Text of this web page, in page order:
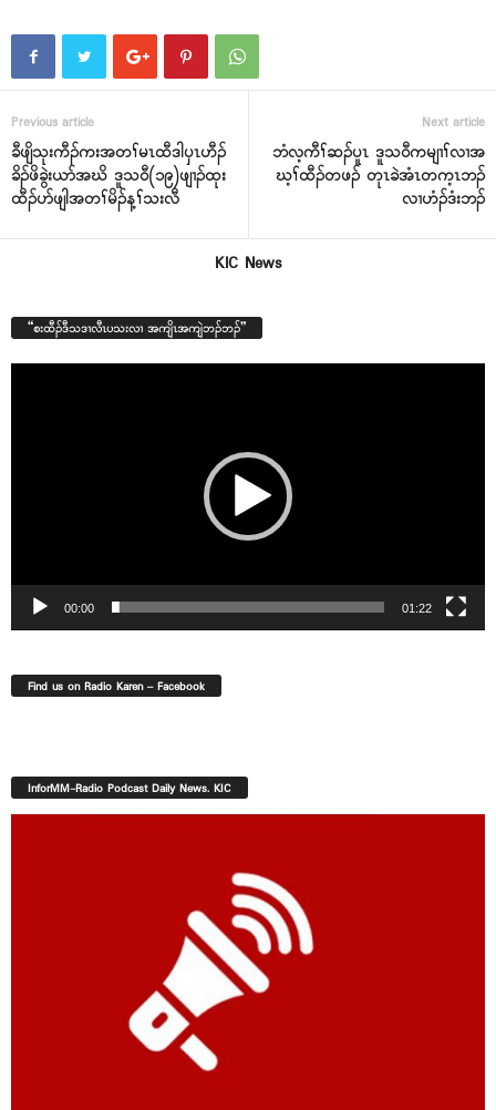
Previous article
ခီဖျိသုးကီၣ်ကးအတၢ်မၤထီဒါၦၤဟီၣ်
ခိၣ်ဖိခွဲးယာ်အဃိ ဒူသ၀ီ(၁၉)ဖျၢၣ်ထုး
ထီၣ်ပာ်ဖျါအတၢ်မိၣ်န့ၢ်သးလီ
Next article
ဘံလ့ကီၢ်ဆၣ်ပူၤ ဒူသ၀ီကမျၢၢ်လၢအ
ဃ့ၢ်ထီၣ်တဖၣ် တုၤခဲအံၤတက့ၤဘၣ်
လၢဟံၣ်ဒံးဘၣ်
KIC News
“စးထီၣ်ဒီသဒၢလီၤပသးလၢ အကျိၤအကျဲဘၣ်ဘၣ်”
00:00 01:22
Find us on Radio Karen – Facebook
InforMM-Radio Podcast Daily News. KIC